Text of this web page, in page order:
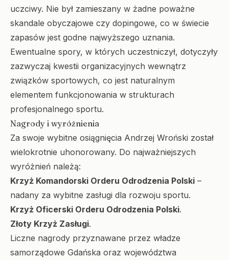
uczciwy. Nie był zamieszany w żadne poważne
skandale obyczajowe czy dopingowe, co w świecie
zapasów jest godne najwyższego uznania.
Ewentualne spory, w których uczestniczył, dotyczyły
zazwyczaj kwestii organizacyjnych wewnątrz
związków sportowych, co jest naturalnym
elementem funkcjonowania w strukturach
profesjonalnego sportu.
Nagrody i wyróżnienia
Za swoje wybitne osiągnięcia Andrzej Wroński został
wielokrotnie uhonorowany. Do najważniejszych
wyróżnień należą:
Krzyż Komandorski Orderu Odrodzenia Polski –
nadany za wybitne zasługi dla rozwoju sportu.
Krzyż Oficerski Orderu Odrodzenia Polski.
Złoty Krzyż Zasługi.
Liczne nagrody przyznawane przez władze
samorządowe Gdańska oraz województwa